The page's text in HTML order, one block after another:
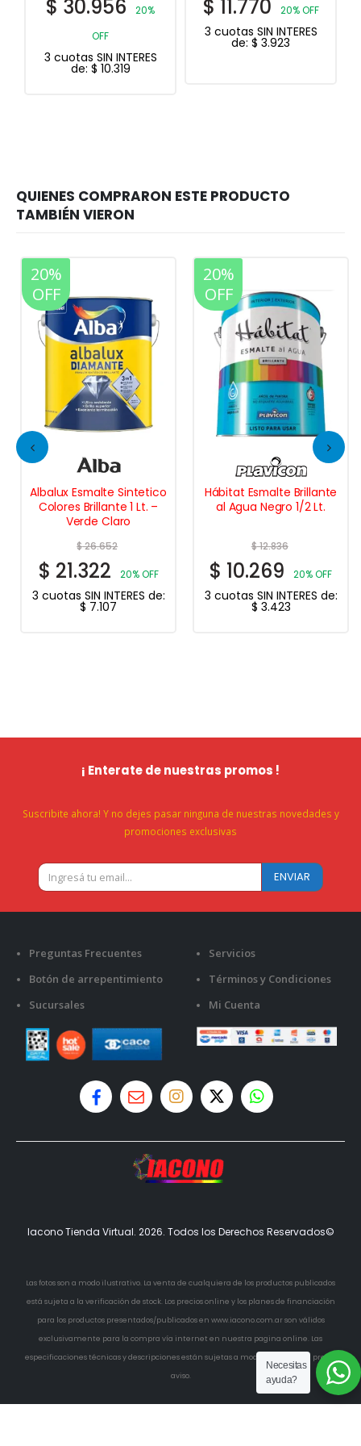
$11.770 20% OFF
3 cuotas SIN INTERES
$3.923
$ 42.486
35%
OFF
20%
OFF
Albalux Esmalte Sintetico
Colores Brillante 1 Lt. –
Verde Claro
$26.652
$ 21.322 20% OFF
3 cuotas SIN INTERES de:
$ 7.107
20%
OFF
Hábitat Esmalte Brillante
al Agua Negro 1/2 Lt.
$12.836
$ 10.269 20% OFF
3 cuotas SIN INTERES de:
$ 3.423
¡ Enterate de nuestras promos !
Suscribite ahora! Y no dejes pasar ninguna de nuestras novedades y
promociones exclusivas
Preguntas Frecuentes
Botón de arrepentimiento
Sucursales
Servicios
Términos y Condiciones
Mi Cuenta
Iacono Tienda Virtual. 2026. Todos los Derechos Reservados©
Las fotos son a modo ilustrativo. La venta de cualquiera de los productos publicados
está sujeta a la verificación de stock. Los precios online y los planes de financiación
para los productos presentados/publicados en www.iacono.com.ar son válidos
exclusivamente para la compra vía internet en nuestra pagina online. Las
especificaciones técnicas y descripciones están sujetas a modificaciones sin previo
aviso.
Necesitas
ayuda?